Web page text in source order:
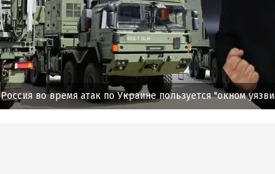
Россия во время атак по Украине пользуется "окном